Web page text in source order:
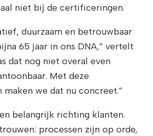
niet bij de certificeringen.
duurzaam en betrouwbaar
65 jaar in ons DNA,” vertelt
dat nog niet overal even
Met deze
we dat nu concreet.”
belangrijk richting klanten.
processen zijn op orde,